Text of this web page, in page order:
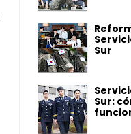
Sur
Sur: